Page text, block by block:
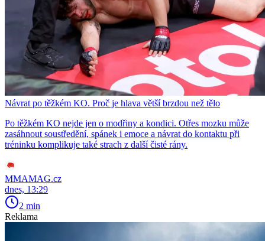
Návrat po těžkém KO. Proč je hlava větší brzdou než tělo
Po těžkém KO nejde jen o modřiny a kondici. Otřes mozku může
zasáhnout soustředění, spánek i emoce a návrat do kontaktu při
tréninku komplikuje také strach z další čisté rány.
MMAMAG.cz
dnes, 13:29
2 min
Reklama